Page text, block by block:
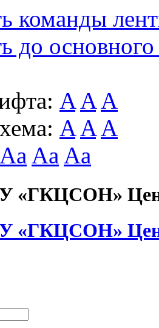
команды
до основного
A A A
A A A
Aa Aa Aa
«ГКЦСОН»
«ГКЦСОН»